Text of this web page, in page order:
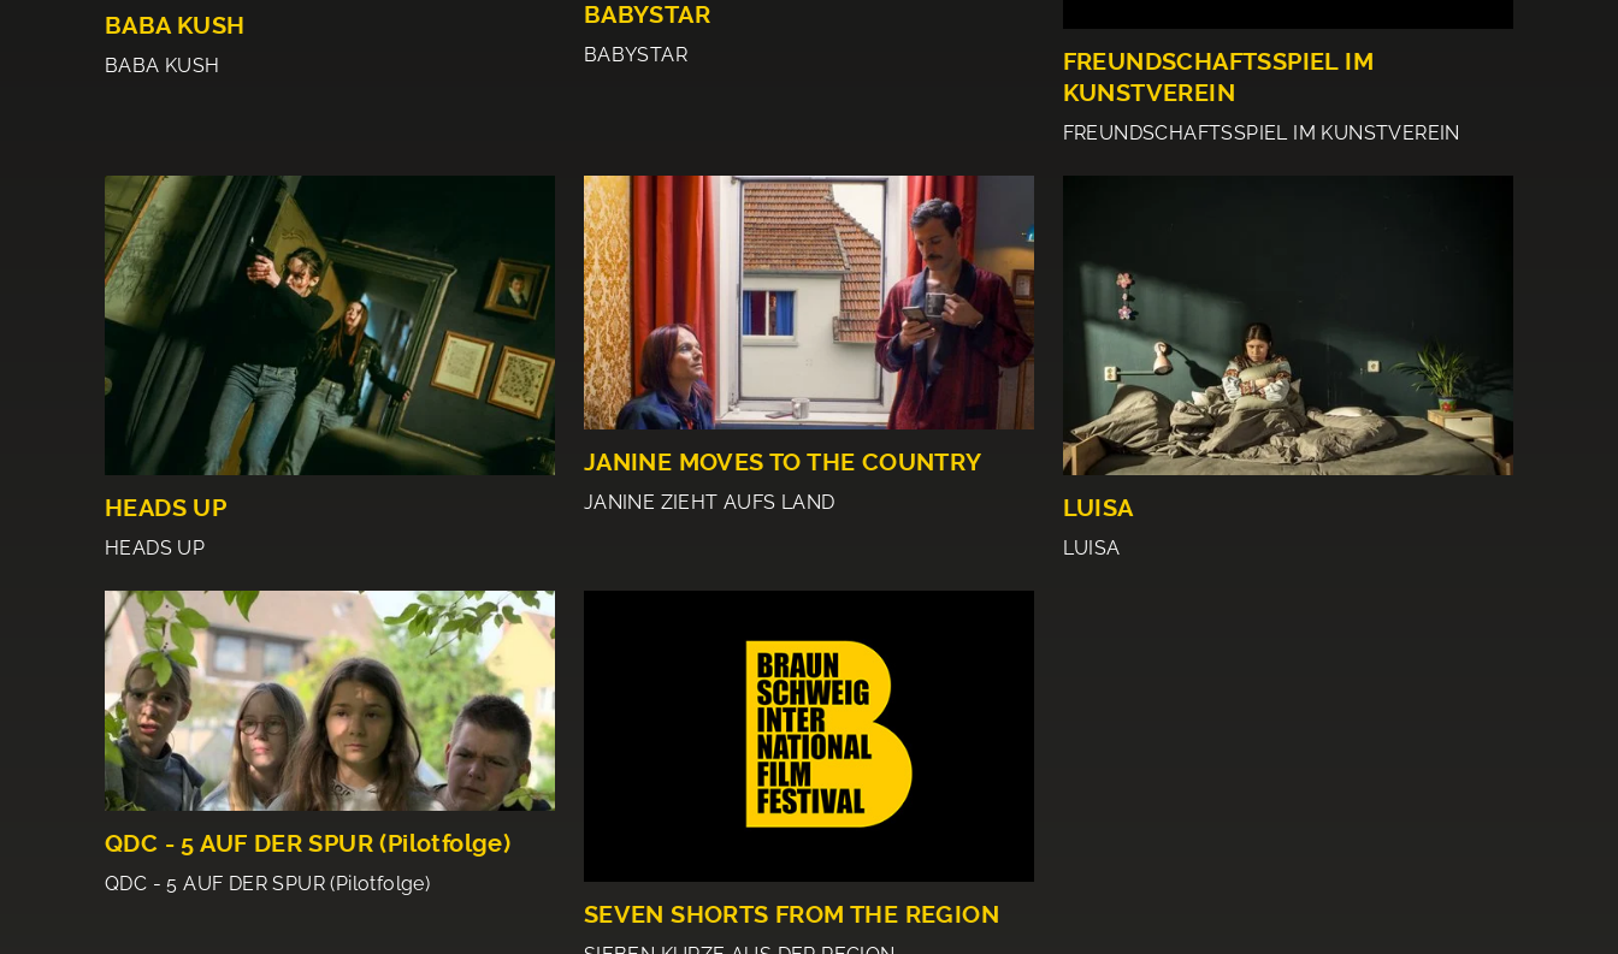
BABA KUSH
BABA KUSH
BABYSTAR
BABYSTAR
FREUNDSCHAFTSSPIEL IM
KUNSTVEREIN
FREUNDSCHAFTSSPIEL IM KUNSTVEREIN
HEADS UP
HEADS UP
JANINE MOVES TO THE COUNTRY
JANINE ZIEHT AUFS LAND LUISA
LUISA
QDC - 5 AUF DER SPUR (Pilotfolge)
QDC - 5 AUF DER SPUR (Pilotfolge)
SEVEN SHORTS FROM THE REGION